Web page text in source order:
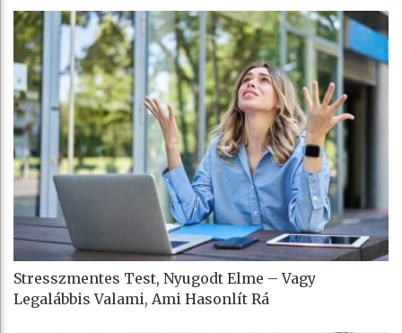
Stresszmentes Test, Nyugodt Elme – Vagy
Legalábbis Valami, Ami Hasonlít Rá